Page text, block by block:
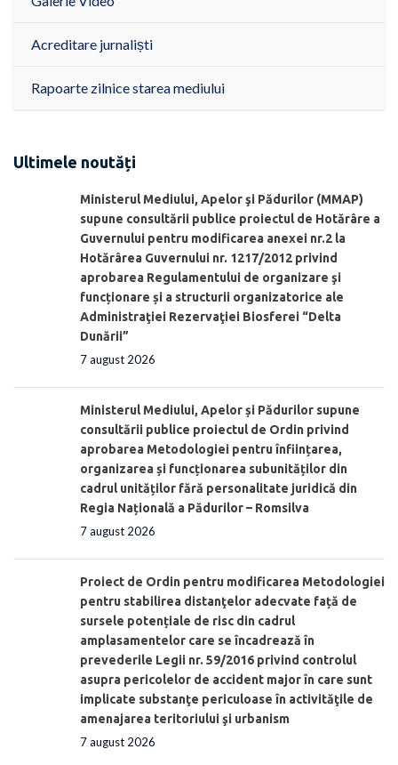
Acreditare jurnaliști
Rapoarte zilnice starea mediului
Ultimele noutăți
Ministerul Mediului, Apelor şi Pădurilor (MMAP)
supune consultării publice proiectul de Hotărâre a
Guvernului pentru modificarea anexei nr.2 la
Hotărârea Guvernului nr. 1217/2012 privind
aprobarea Regulamentului de organizare şi
funcționare și a structurii organizatorice ale
Administraţiei Rezervaţiei Biosferei “Delta
Dunării”
7 august 2026
Ministerul Mediului, Apelor și Pădurilor supune
consultării publice proiectul de Ordin privind
aprobarea Metodologiei pentru înființarea,
organizarea și funcționarea subunităților din
cadrul unităților fără personalitate juridică din
Regia Națională a Pădurilor – Romsilva
7 august 2026
Proiect de Ordin pentru modificarea Metodologiei
pentru stabilirea distanţelor adecvate față de
sursele potențiale de risc din cadrul
amplasamentelor care se încadrează în
prevederile Legii nr. 59/2016 privind controlul
asupra pericolelor de accident major în care sunt
implicate substanţe periculoase în activităţile de
amenajarea teritoriului şi urbanism
7 august 2026